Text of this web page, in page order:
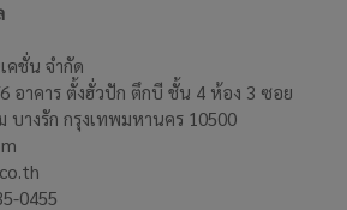
คชั่น จำกัด
อาคาร ตั้งฮั่วปัก ตึกบี ชั้น 4 ห้อง 3 ซอย
บางรัก กรุงเทพมหานคร 10500
0455